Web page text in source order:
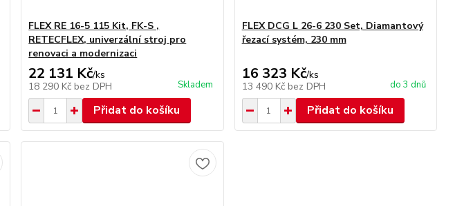
FLEX RE 16-5 115 Kit, FK-S ,
RETECFLEX, univerzální stroj pro
renovaci a modernizaci
22 131 Kč/ks
18 290 Kč bez DPH Skladem
Přidat do košíku
FLEX DCG L 26-6 230 Set, Diamantový
řezací systém, 230 mm
16 323 Kč/ks
13 490 Kč bez DPH do 3 dnů
Přidat do košíku